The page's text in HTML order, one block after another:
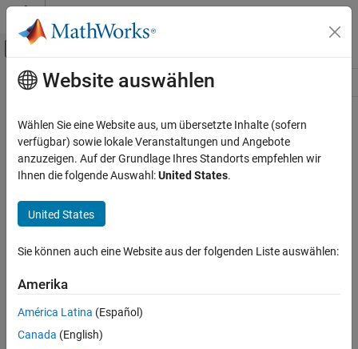
Weiter zum Inhalt
Umschaltung für Off-Canvas-
Ressource
Hauptinhalt
Website auswählen
Wählen Sie eine Website aus, um übersetzte Inhalte (sofern
verfügbar) sowie lokale Veranstaltungen und Angebote
anzuzeigen. Auf der Grundlage Ihres Standorts empfehlen wir
Ihnen die folgende Auswahl:United States.
United States
Sie können auch eine Website aus der folgenden Liste auswählen:
Amerika
América Latina (Español)
Canada (English)